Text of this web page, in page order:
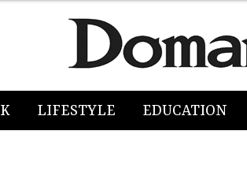
LIFESTYLE EDUCATION